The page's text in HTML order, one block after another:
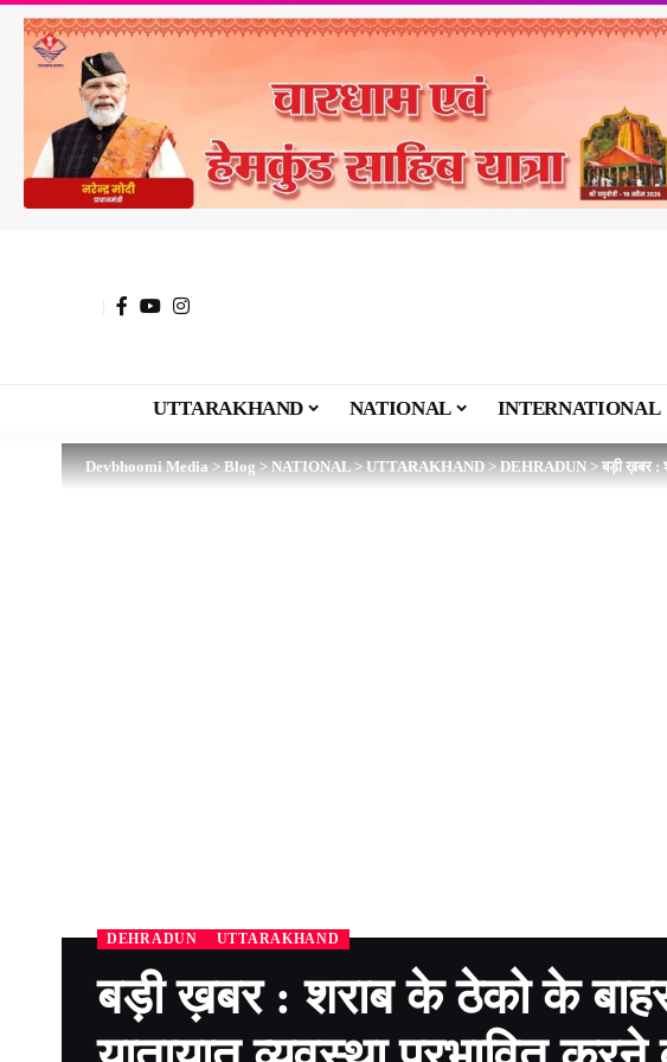
UTTARAKHAND NATIONAL INTERNATIONAL
Devbhoomi Media>Blog>NATIONAL>UTTARAKHAND>DEHRADUN>बड़ी ख़बर :
DEHRADUN UTTARAKHAND
बड़ी ख़बर : शराब के ठेको के